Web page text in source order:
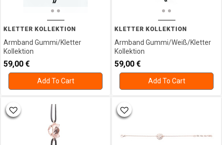
Zubehör
Warengutscheine
Steinarmbänder
Kinderschmuck
Kollektion
Kletter
Kollektion
Ohrschmuck
Ohrstecker
Ring
Ringmaßband
Schutzengel
Sonne
Mond
Steinarmbänder
Valentinstag
Warengutschein
KLETTER KOLLEKTION
Armband Gummi/Kletter
Kollektion
59,00 €
Add To Cart
KLETTER KOLLEKTION
Armband Gummi/Weiß/Kletter
Kollektion
59,00 €
Add To Cart